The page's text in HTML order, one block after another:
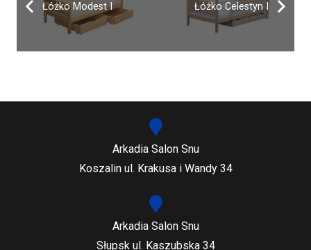
Łóżko Modest I Łóżko Celestyn I
Arkadia Salon Snu
Koszalin ul. Krakusa i Wandy 34
Arkadia Salon Snu
Słupsk ul. Kaszubska 34